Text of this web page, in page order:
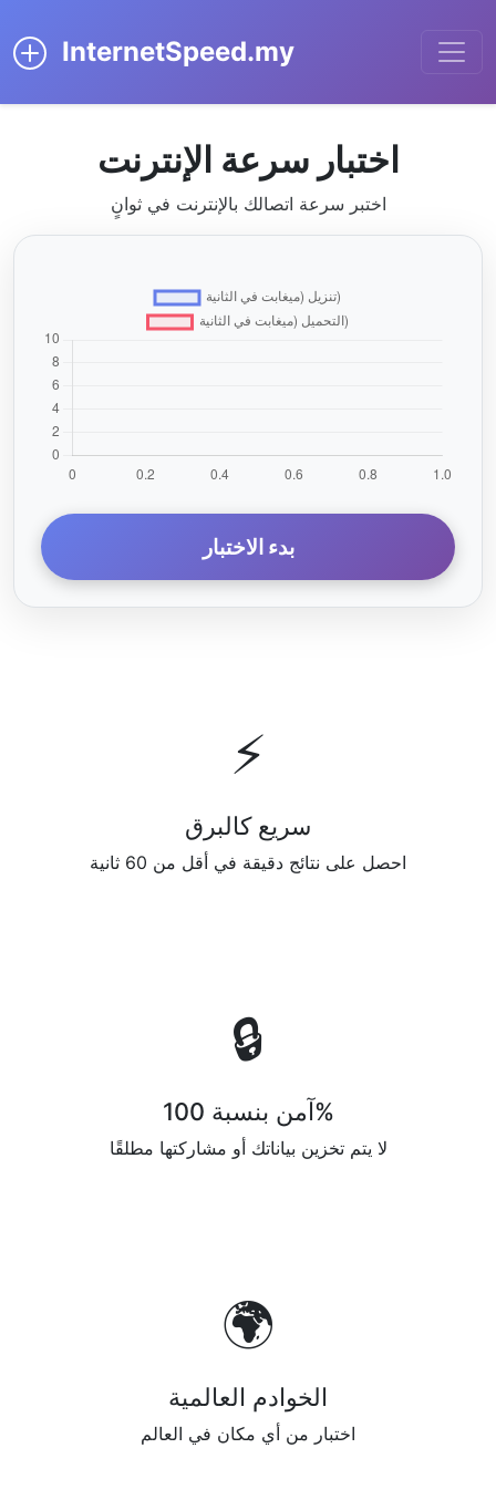
InternetSpeed.my
اختبار سرعة الإنترنت
اختبر سرعة اتصالك بالإنترنت في ثوانٍ
بدء الاختبار
⚡
سريع كالبرق
احصل على نتائج دقيقة في أقل من 60 ثانية
🔒
آمن بنسبة 100%
لا يتم تخزين بياناتك أو مشاركتها مطلقًا
🌍
الخوادم العالمية
اختبار من أي مكان في العالم